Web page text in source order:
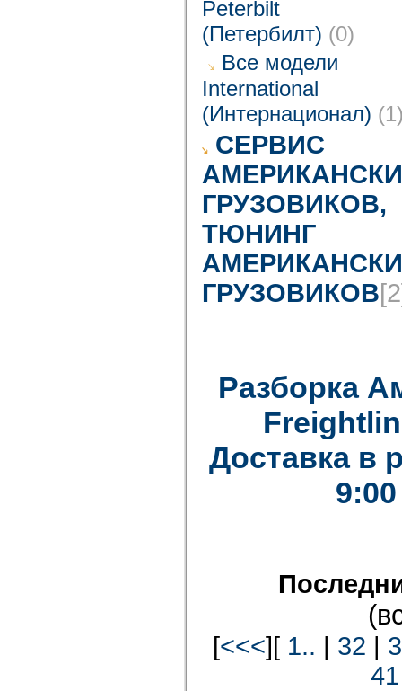
Peterbilt
(Петербилт) (0)
Все модели
International
(Интернационал)
CЕРВИС
ГРУЗОВИКОВ,
ТЮНИНГ
ГРУЗОВИКОВ
Разборка
Доставка в
[<<<][ 1.. | 32 |
41